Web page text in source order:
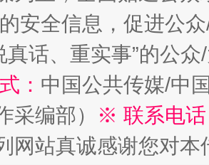
乱象丛生
生
安全信息，促进公
真话、重实事”的公
： 中国公共传媒/中
采编部）
※ 联系电
网站真诚感谢您对